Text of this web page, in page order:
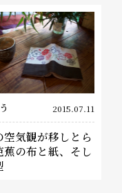
2015.07.11
空気観が移しとら
蕉の布と紙、そし